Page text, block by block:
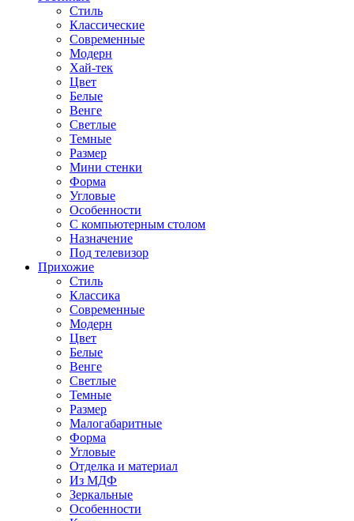
Стиль
Классические
Современные
Модерн
Хай-тек
Цвет
Белые
Венге
Светлые
Темные
Размер
Мини стенки
Форма
Угловые
Особенности
С компьютерным столом
Назначение
Под телевизор
Прихожие
Стиль
Классика
Современные
Модерн
Цвет
Белые
Венге
Светлые
Темные
Размер
Малогабаритные
Форма
Угловые
Отделка и материал
Из МДФ
Зеркальные
Особенности